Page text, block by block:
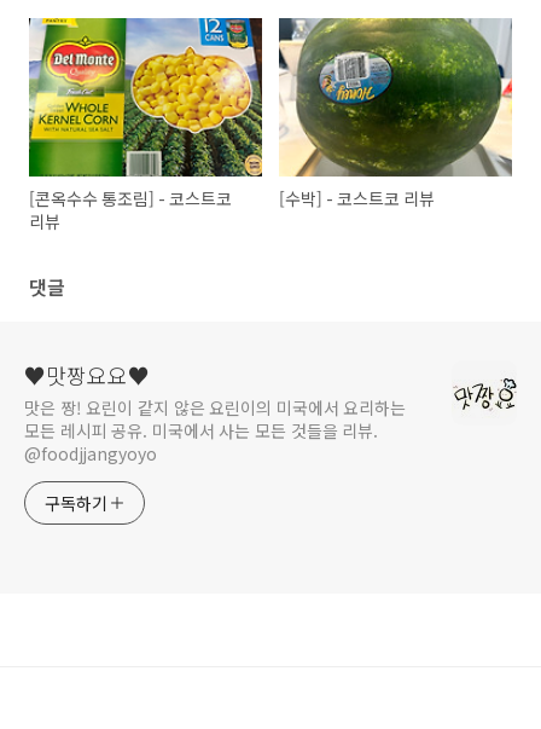
[콘옥수수 통조림] - 코스트코
리뷰
[수박] - 코스트코 리뷰
댓글
♥맛짱요요♥
맛은 짱! 요린이 같지 않은 요린이의 미국에서 요리하는
모든 레시피 공유. 미국에서 사는 모든 것들을 리뷰.
@foodjjangyoyo
구독하기